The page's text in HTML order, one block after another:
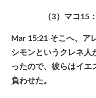
（3）マコ15：
Mar 15:21 そこへ、ア
シモンというクレネ人
ったので、彼らはイエ
負わせた。